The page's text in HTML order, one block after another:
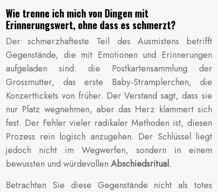
Wie trenne ich mich von Dingen mit
Erinnerungswert, ohne dass es schmerzt?
Der schmerzhafteste Teil des Ausmistens betrifft
Gegenstände, die mit Emotionen und Erinnerungen
aufgeladen sind: die Postkartensammlung der
Grossmutter, das erste Baby-Stramplerchen, die
Konzerttickets von früher. Der Verstand sagt, dass sie
nur Platz wegnehmen, aber das Herz klammert sich
fest. Der Fehler vieler radikaler Methoden ist, diesen
Prozess rein logisch anzugehen. Der Schlüssel liegt
jedoch nicht im Wegwerfen, sondern in einem
bewussten und würdevollen Abschiedsritual.
Betrachten Sie diese Gegenstände nicht als totes